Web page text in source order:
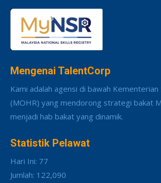
Mengenai TalentCorp
Kami adalah agensi di bawah Kementerian
(MOHR) yang mendorong strategi bakat
menjadi hab bakat yang dinamik.
Statistik Pelawat
Hari Ini: 77
Jumlah: 122,090